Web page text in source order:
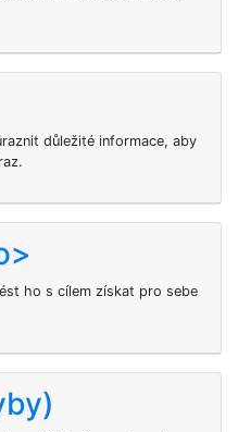
důležité informace, aby
ho s cílem získat pro sebe